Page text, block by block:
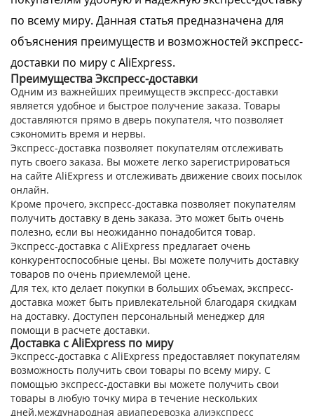
по всему миру. Данная статья предназначена для
объяснения преимуществ и возможностей экспресс-
доставки по миру с AliExpress.
Преимущества Экспресс-доставки
Одним из важнейших преимуществ экспресс-доставки
является удобное и быстрое получение заказа. Товары
доставляются прямо в дверь покупателя, что позволяет
сэкономить время и нервы.
Экспресс-доставка позволяет покупателям отслеживать
путь своего заказа. Вы можете легко зарегистрироваться
на сайте AliExpress и отслеживать движение своих посылок
онлайн.
Кроме прочего, экспресс-доставка позволяет покупателям
получить доставку в день заказа. Это может быть очень
полезно, если вы неожиданно понадобится товар.
Экспресс-доставка с AliExpress предлагает очень
конкурентоспособные цены. Вы можете получить доставку
товаров по очень приемлемой цене.
Для тех, кто делает покупки в больших объемах, экспресс-
доставка может быть привлекательной благодаря скидкам
на доставку. Доступен персональный менеджер для
помощи в расчете доставки.
Доставка с AliExpress по миру
Экспресс-доставка с AliExpress предоставляет покупателям
возможность получить свои товары по всему миру. С
помощью экспресс-доставки вы можете получить свои
товары в любую точку мира в течение нескольких
дней.международная авиаперевозка алиэкспресс